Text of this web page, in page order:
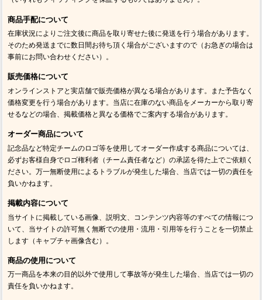
商品手配について
在庫状況によりご注文後に商品を取り寄せた後に発送を行う場合があります。
そのため発送までに数日間お待ち頂く場合がございますので（お急ぎの場合は
事前にお問い合わせください）。
販売価格について
オンラインストアと実店舗で販売価格が異なる場合があります。また予告なく
価格変更を行う場合があります。当店に在庫のない商品をメーカーから取り寄
せるなどの場合、掲載価格と異なる価格でご案内する場合があります。
オーダー商品について
記念品など特定チームのロゴ等を使用してオーダー作成する商品については、
必ずお客様自身でロゴ権利者（チーム責任者など）の承諾を得た上でご依頼く
ださい。万一無断使用によるトラブルが発生した場合、当店では一切の責任を
負いかねます。
掲載内容について
当サイトに掲載している画像、説明文、コンテンツ内容等のすべての情報につ
いて、当サイトの許可無く無断での使用・流用・引用等を行うことを一切禁止
します（キャプチャ画像含む）。
商品の使用について
万一商品を本来の目的以外で使用して事故等が発生した場合、当店では一切の
責任を負いかねます。